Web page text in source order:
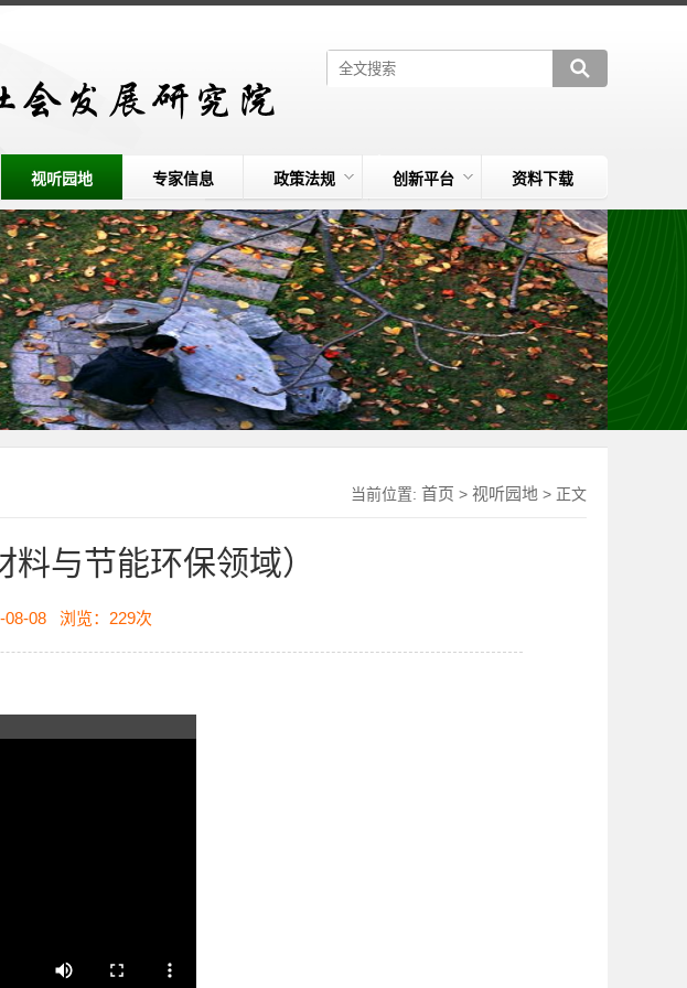
视听园地 专家信息 政策法规 创新平台 资料下载
当前位置: 首页 > 视听园地 > 正文
与节能环保领域）
08-08 浏览： 229次